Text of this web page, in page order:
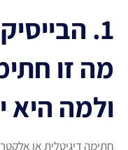
1.
מה זו
ולמה היא
חתימה דיגיטלית או